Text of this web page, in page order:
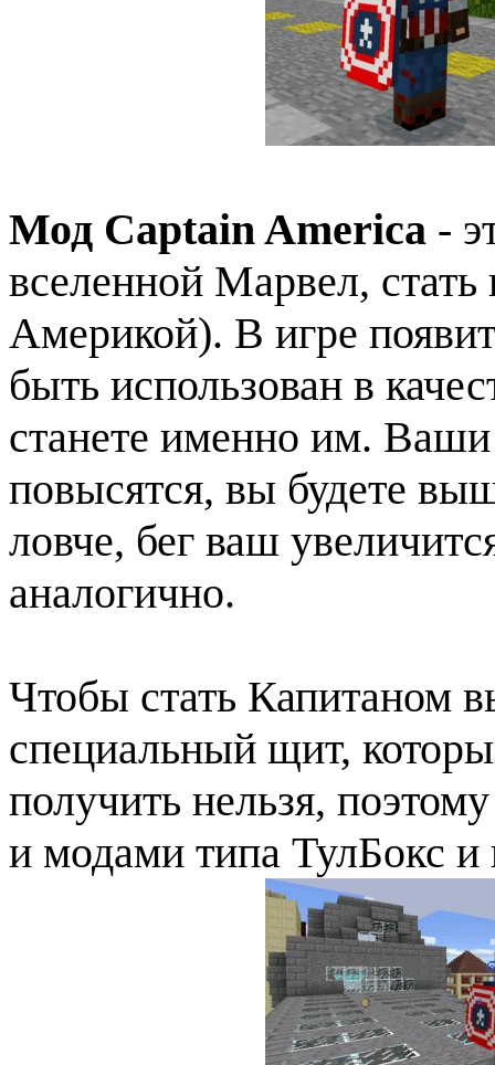
Мод Captain America -
вселенной Марвел,
Америкой). В игре
быть использован в
станете именно им. Ваши
повысятся, вы будете
ловче, бег ваш
аналогично.
Чтобы стать Капитаном
специальный щит,
получить нельзя,
и модами типа ТулБокс и